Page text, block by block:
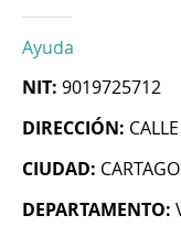
Ayuda
NIT: 9019725712
DIRECCIÓN:
CIUDAD: CARTAGO
DEPARTAMENTO: